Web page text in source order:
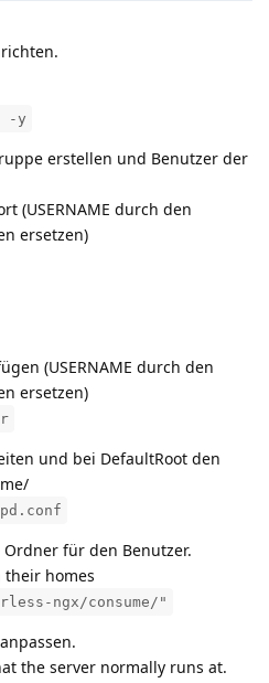
-y
erstellen und Benutzer der
(USERNAME durch den
ersetzen)
(USERNAME durch den
ersetzen)
und bei DefaultRoot den
für den Benutzer.
their homes
ngx/consume/"
the server normally runs at.